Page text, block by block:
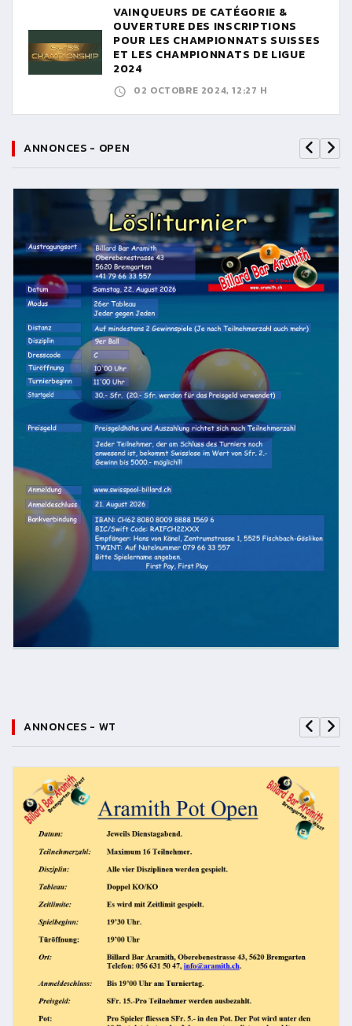
VAINQUEURS DE CATÉGORIE &
OUVERTURE DES INSCRIPTIONS
POUR LES CHAMPIONNATS SUISSES
ET LES CHAMPIONNATS DE LIGUE
2024
02 OCTOBRE 2024, 12:27 H
ANNONCES - OPEN
ANNONCES - WT